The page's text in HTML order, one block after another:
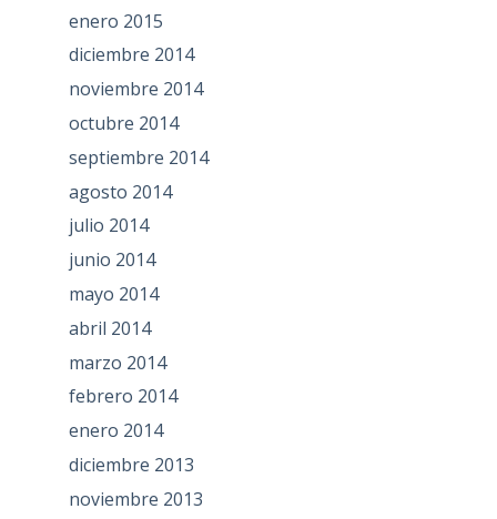
enero 2015
diciembre 2014
noviembre 2014
octubre 2014
septiembre 2014
agosto 2014
julio 2014
junio 2014
mayo 2014
abril 2014
marzo 2014
febrero 2014
enero 2014
diciembre 2013
noviembre 2013